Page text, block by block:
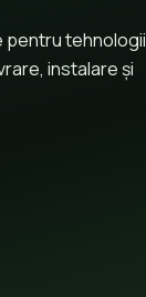
pentru tehnologii
instalare și